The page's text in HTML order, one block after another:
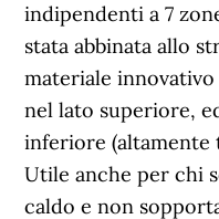
indipendenti a 7
stata abbinata allo
materiale
nel lato superiore,
inferiore (altamente
Utile anche per chi
caldo e non